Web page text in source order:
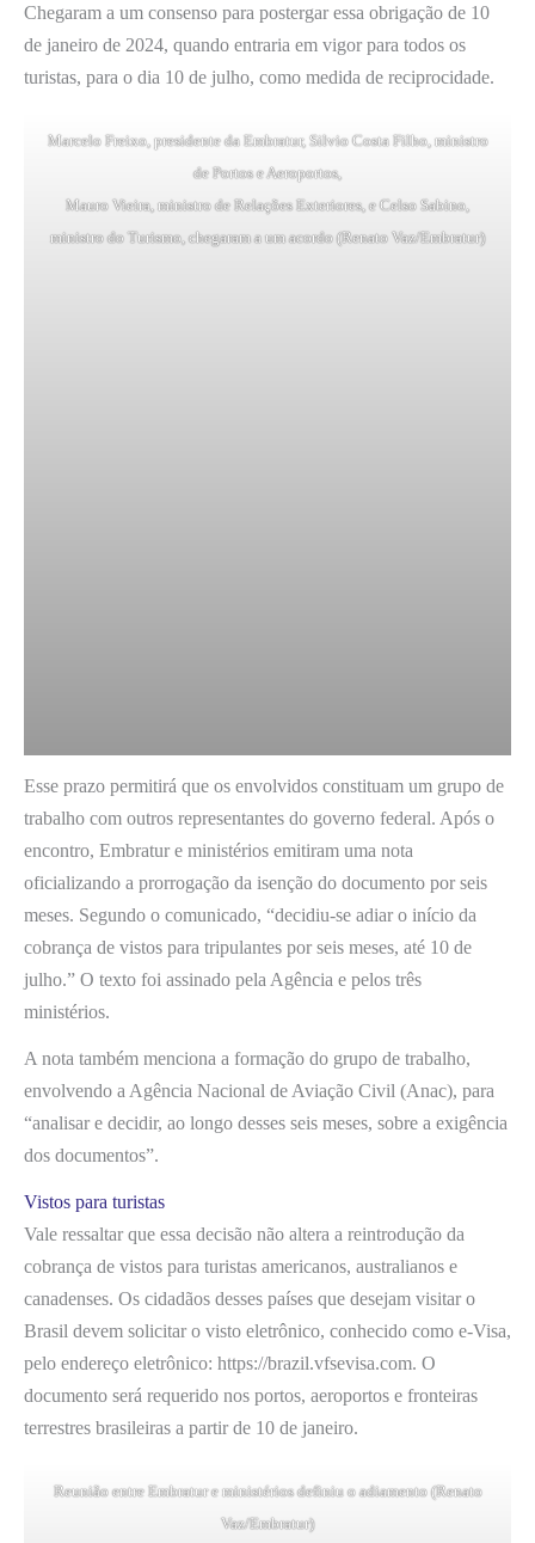
Chegaram a um consenso para postergar essa obrigação de 10
de janeiro de 2024, quando entraria em vigor para todos os
turistas, para o dia 10 de julho, como medida de reciprocidade.
Marcelo Freixo, presidente da Embratur, Silvio Costa Filho, ministro
de Portos e Aeroportos,
Mauro Vieira, ministro de Relações Exteriores, e Celso Sabino,
ministro do Turismo, chegaram a um acordo (Renato Vaz/Embratur)
Esse prazo permitirá que os envolvidos constituam um grupo de
trabalho com outros representantes do governo federal. Após o
encontro, Embratur e ministérios emitiram uma nota
oficializando a prorrogação da isenção do documento por seis
meses. Segundo o comunicado, “decidiu-se adiar o início da
cobrança de vistos para tripulantes por seis meses, até 10 de
julho.” O texto foi assinado pela Agência e pelos três
ministérios.
A nota também menciona a formação do grupo de trabalho,
envolvendo a Agência Nacional de Aviação Civil (Anac), para
“analisar e decidir, ao longo desses seis meses, sobre a exigência
dos documentos”.
Vistos para turistas
Vale ressaltar que essa decisão não altera a reintrodução da
cobrança de vistos para turistas americanos, australianos e
canadenses. Os cidadãos desses países que desejam visitar o
Brasil devem solicitar o visto eletrônico, conhecido como e-Visa,
pelo endereço eletrônico: https://brazil.vfsevisa.com. O
documento será requerido nos portos, aeroportos e fronteiras
terrestres brasileiras a partir de 10 de janeiro.
Reunião entre Embratur e ministérios definiu o adiamento (Renato
Vaz/Embratur)